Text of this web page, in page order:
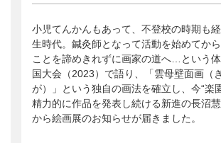
サポーター
時間や労力の提供
団体・企業への協賛による支援
小児てんかんもあって、不登校の時期も
生時代。鍼灸師となって活動を始めてか
ことを諦めきれずに画家の道へ…という
国大会（2023）で語り、「雲母壁面画（
が）」という独自の画法を確立し、今“楽
精力的に作品を発表し続ける新進の長沼
から絵画展のお知らせが届きました。